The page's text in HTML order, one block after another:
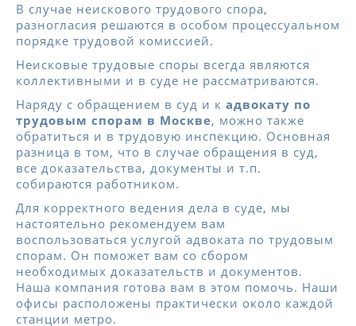
В случае неискового трудового спора,
разногласия решаются в особом процессуальном
порядке трудовой комиссией.
Неисковые трудовые споры всегда являются
коллективными и в суде не рассматриваются.
Наряду с обращением в суд и к адвокату по
трудовым спорам в Москве, можно также
обратиться и в трудовую инспекцию. Основная
разница в том, что в случае обращения в суд,
все доказательства, документы и т.п.
собираются работником.
Для корректного ведения дела в суде, мы
настоятельно рекомендуем вам
воспользоваться услугой адвоката по трудовым
спорам. Он поможет вам со сбором
необходимых доказательств и документов.
Наша компания готова вам в этом помочь. Наши
офисы расположены практически около каждой
станции метро.